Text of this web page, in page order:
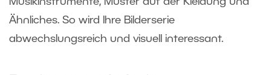
Musikinstrumente, Muster auf der Kleidung und
Ähnliches. So wird Ihre Bilderserie
abwechslungsreich und visuell interessant.